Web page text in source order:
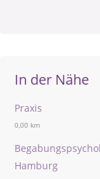
In der Nähe
Praxis
0,00 km
Hamburg